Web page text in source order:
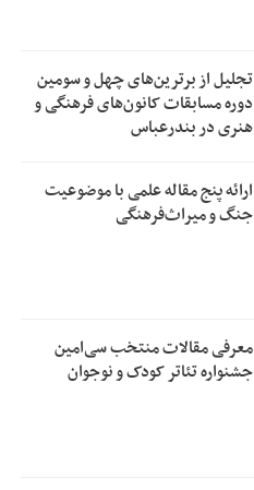
تجلیل از بر‌ترین‌های چهل و سومین
دوره مسابقات کانون‌های فرهنگی و
هنری در بندرعباس
ارائه پنج مقاله علمی با موضوعیت
جنگ و میراث‌فرهنگی
معرفی مقالات منتخب سی‌امین
جشنواره تئاتر کودک و نوجوان